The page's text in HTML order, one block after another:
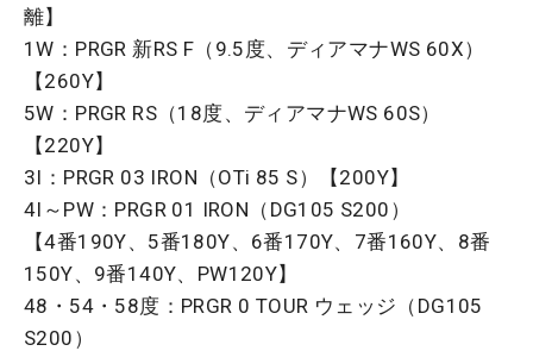
離】
1W：PRGR 新RS F（9.5度、ディアマナWS 60X）
【260Y】
5W：PRGR RS（18度、ディアマナWS 60S）
【220Y】
3I：PRGR 03 IRON（OTi 85 S）【200Y】
4I～PW：PRGR 01 IRON（DG105 S200）
【4番190Y、5番180Y、6番170Y、7番160Y、8番
150Y、9番140Y、PW120Y】
48・54・58度：PRGR 0 TOUR ウェッジ（DG105
S200）